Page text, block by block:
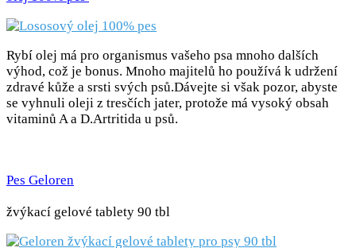
Rybí olej má pro organismus vašeho psa mnoho dalších
výhod, což je bonus. Mnoho majitelů ho používá k udržení
zdravé kůže a srsti svých psů.Dávejte si však pozor, abyste
se vyhnuli oleji z tresčích jater, protože má vysoký obsah
vitaminů A a D.Artritida u psů.
Pes Geloren
žvýkací gelové tablety 90 tbl